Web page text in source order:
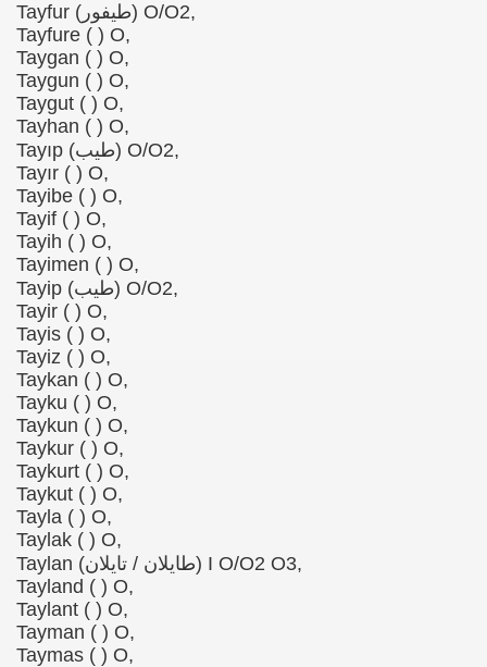
Tayfur (طیفور) O/O2,
Tayfure ( ) O,
Taygan ( ) O,
Taygun ( ) O,
Taygut ( ) O,
Tayhan ( ) O,
Tayıp (طيب) O/O2,
Tayır ( ) O,
Tayibe ( ) O,
Tayif ( ) O,
Tayih ( ) O,
Tayimen ( ) O,
Tayip (طیب) O/O2,
Tayir ( ) O,
Tayis ( ) O,
Tayiz ( ) O,
Taykan ( ) O,
Tayku ( ) O,
Taykun ( ) O,
Taykur ( ) O,
Taykurt ( ) O,
Taykut ( ) O,
Tayla ( ) O,
Taylak ( ) O,
Taylan (طایلان / تایلان) I O/O2 O3,
Tayland ( ) O,
Taylant ( ) O,
Tayman ( ) O,
Taymas ( ) O,